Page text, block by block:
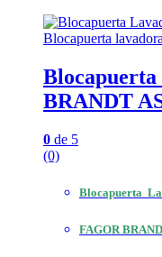
Blocapuerta
BRANDT
0 de 5
(0)
Blocapuerta
FAGOR